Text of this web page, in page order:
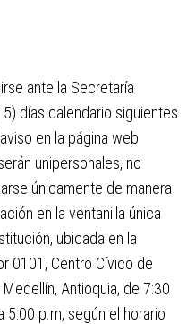
ante la Secretaría
días calendario siguientes
en la página web
unipersonales, no
únicamente de manera
en la ventanilla única
ubicada en la
0101, Centro Cívico de
Antioquia, de 7:30
5:00 p.m, según el horario